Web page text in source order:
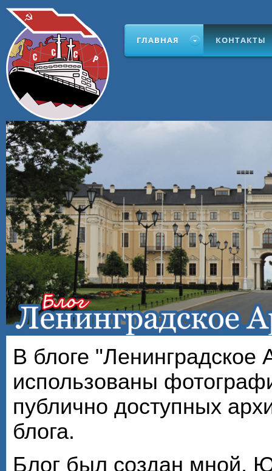
ГЛАВНАЯ КОНТАКТЫ
В блоге "Ленинградское
использованы
публично доступных
блога.
Блог был создан мной,